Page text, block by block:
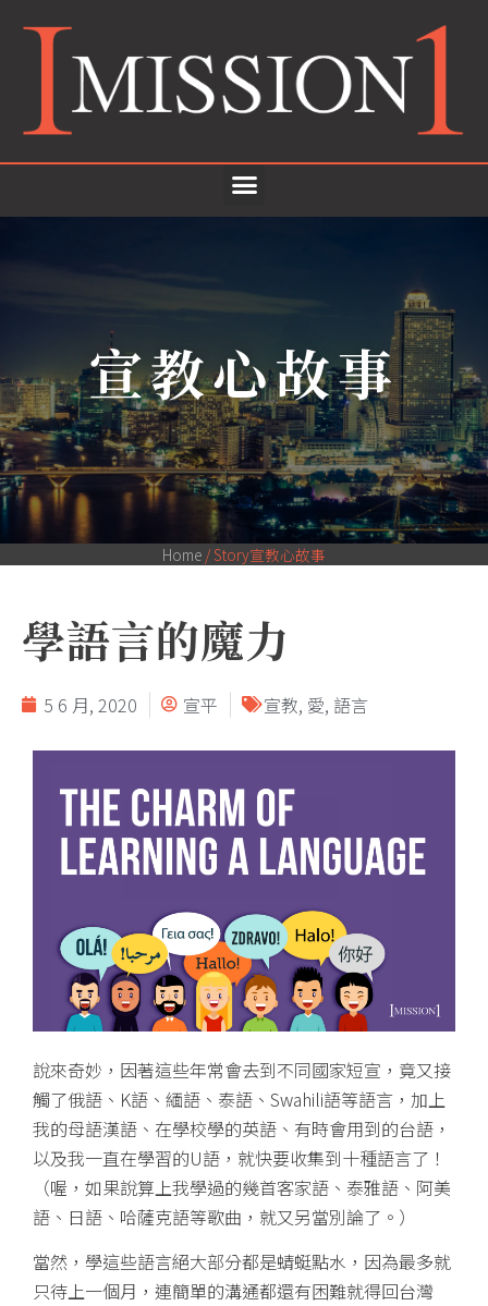
宣教心故事
Home /Story宣教心故事
學語言的魔力
5 6 月, 2020 宣平 宣教, 愛, 語言
說來奇妙，因著這些年常會去到不同國家短宣，竟又接
觸了俄語、K語、緬語、泰語、Swahili語等語言，加上
我的母語漢語、在學校學的英語、有時會用到的台語，
以及我一直在學習的U語，就快要收集到十種語言了！
（喔，如果說算上我學過的幾首客家語、泰雅語、阿美
語、日語、哈薩克語等歌曲，就又另當別論了。）
當然，學這些語言絕大部分都是蜻蜓點水，因為最多就
只待上一個月，連簡單的溝通都還有困難就得回台灣